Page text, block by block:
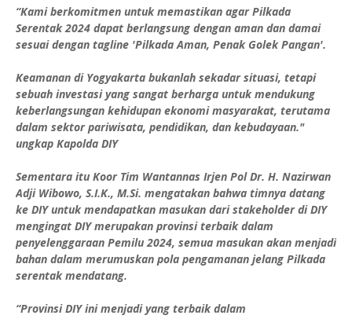
“Kami berkomitmen untuk memastikan agar Pilkada
Serentak 2024 dapat berlangsung dengan aman dan damai
sesuai dengan tagline 'Pilkada Aman, Penak Golek Pangan'.
Keamanan di Yogyakarta bukanlah sekadar situasi, tetapi
sebuah investasi yang sangat berharga untuk mendukung
keberlangsungan kehidupan ekonomi masyarakat, terutama
dalam sektor pariwisata, pendidikan, dan kebudayaan."
ungkap Kapolda DIY
Sementara itu Koor Tim Wantannas Irjen Pol Dr. H. Nazirwan
Adji Wibowo, S.I.K., M.Si. mengatakan bahwa timnya datang
ke DIY untuk mendapatkan masukan dari stakeholder di DIY
mengingat DIY merupakan provinsi terbaik dalam
penyelenggaraan Pemilu 2024, semua masukan akan menjadi
bahan dalam merumuskan pola pengamanan jelang Pilkada
serentak mendatang.
“Provinsi DIY ini menjadi yang terbaik dalam